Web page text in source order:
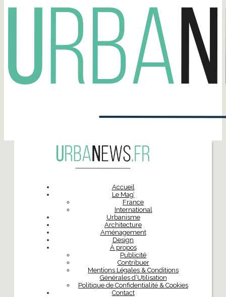
Accueil
Le Mag’
France
International
Urbanisme
Architecture
Aménagement
Design
À propos
Publicité
Contribuer
Mentions Légales & Conditions
Générales d’Utilisation
Politique de Confidentialité & Cookies
Contact